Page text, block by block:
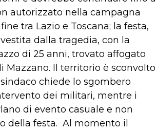
autorizzato nella campagna
tra Lazio e Toscana; la festa,
dalla tragedia, con la
di 25 anni, trovato affogato
Mazzano. Il territorio è sconvolto
chiede lo sgombero
dei militari, mentre i
di evento casuale e non
della festa. Al momento il